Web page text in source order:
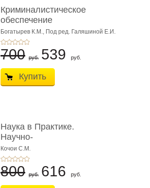
Криминалистическое
обеспечение
медиабезопас� ...
Богатырев К.М., Под ред. Галяшиной Е.И.
700 руб. 539 руб.
Купить
Наука в Практике.
Научно-
консультационные (пра
...
Кочои С.М.
800 руб. 616 руб.